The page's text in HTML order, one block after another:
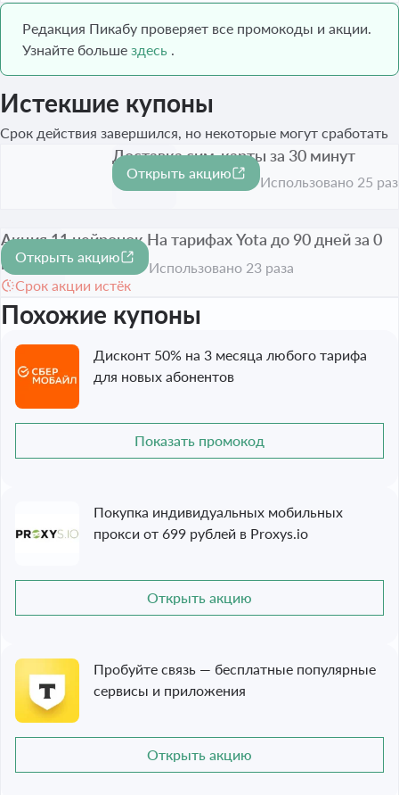
Редакция Пикабу проверяет все промокоды и акции.
Узнайте больше здесь .
Истекшие купоны
Срок действия завершился, но некоторые могут сработать
Доставка сим-карты за 30 минут
Срок акции истёк
Открыть акцию
Использовано 25 раз
Акция 11 нейронок На тарифах Yota до 90 дней за 0
рублей
Срок акции истёк
Открыть акцию
Использовано 23 раза
Похожие купоны
Дисконт 50% на 3 месяца любого тарифа
для новых абонентов
Показать промокод
Покупка индивидуальных мобильных
прокси от 699 рублей в Proxys.io
Открыть акцию
Пробуйте связь — бесплатные популярные
сервисы и приложения
Открыть акцию